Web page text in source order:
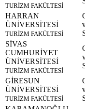
TURİZM FAKÜLTESİ
HARRAN
ÜNİVERSİTESİ
TURİZM FAKÜLTESİ
SİVAS
CUMHURİYET
ÜNİVERSİTESİ
TURİZM FAKÜLTESİ
GİRESUN
ÜNİVERSİTESİ
TURİZM FAKÜLTESİ